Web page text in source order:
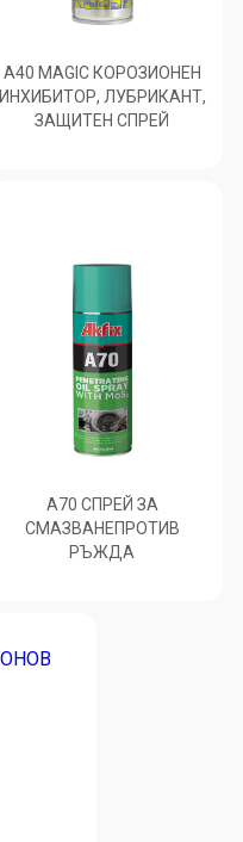
A40 MAGIC КОРОЗИОНЕН
ИНХИБИТОР, ЛУБРИКАНТ,
ЗАЩИТЕН СПРЕЙ
A70 СПРЕЙ ЗА
СМАЗВАНЕПРОТИВ
РЪЖДА